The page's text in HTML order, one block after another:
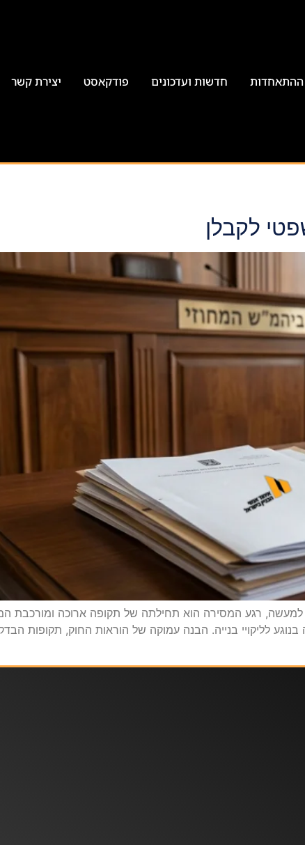
ההתאחדות חדשות ועדכונים פודקאסט יצירת קשר
לקבלן
למעשה, רגע המסירה הוא תחילתה של תקופה ארוכה ומורכבת
לליקויי בנייה. הבנה עמוקה של הוראות החוק, תקופות